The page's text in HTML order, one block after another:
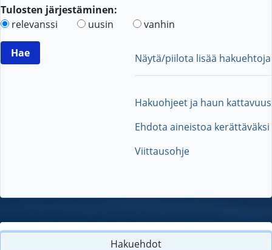
Tulosten järjestäminen:
relevanssi
uusin vanhin
Näytä/piilota lisää hakuehtoja
Hakuohjeet ja haun kattavuus
Ehdota aineistoa kerättäväksi
Viittausohje
Hakuehdot